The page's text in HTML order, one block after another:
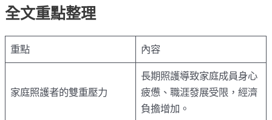
全文重點整理
重點 內容
家庭照護者的雙重壓力
長期照護導致家庭成員身心
疲憊、職涯發展受限，經濟
負擔增加。